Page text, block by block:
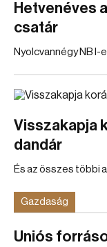
Hetvenéves
csatár
Nyolcvannégy NB
Visszakapja
dandár
És az összes többi
Gazdaság
Uniós